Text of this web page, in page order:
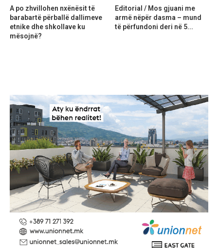
A po zhvillohen nxënësit të
barabartë përballë dallimeve
etnike dhe shkollave ku
mësojnë?
Editorial / Mos gjuani me
armë nëpër dasma – mund
të përfundoni deri në 5...